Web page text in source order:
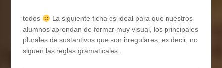
todos
La siguiente ficha es ideal para que nuestros
alumnos aprendan de formar muy visual, los principales
plurales de sustantivos que son irregulares, es decir, no
siguen las reglas gramaticales.